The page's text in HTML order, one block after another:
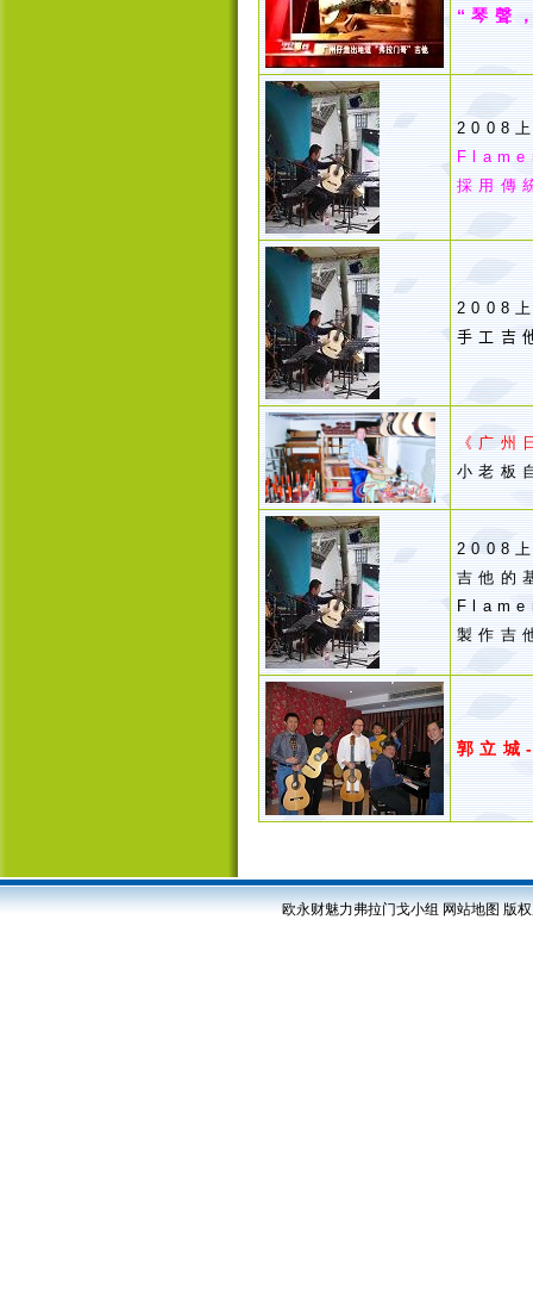
“琴聲
2008
採用傳
2008
手工吉
《广州
小老板
2008
吉他的
製作吉
郭立城
欧永财魅力弗拉门戈小组 网站地图 版